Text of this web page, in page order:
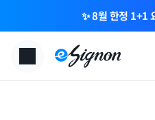
✨ 8월 한정 1+1